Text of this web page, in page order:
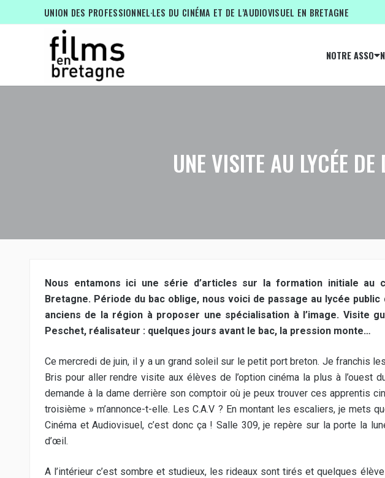
UNION DES PROFESSIONNEL·LES DU CINÉMA ET DE L’AUDIOVISUEL EN BRETAGNE
NOTRE ASSO
UNE VISITE AU LYCÉE
Nous entamons ici une série d’articles sur la formation initiale au
Bretagne. Période du bac oblige, nous voici de passage au lycée public
anciens de la région à proposer une spécialisation à l’image. Visite
Peschet, réalisateur : quelques jours avant le bac, la pression monte…
Ce mercredi de juin, il y a un grand soleil sur le petit port breton. Je franchis
Bris pour aller rendre visite aux élèves de l’option cinéma la plus à l’ouest
demande à la dame derrière son comptoir où je peux trouver ces apprentis
troisième » m’annonce-t-elle. Les C.A.V ? En montant les escaliers, je mets
Cinéma et Audiovisuel, c’est donc ça ! Salle 309, je repère sur la porte la
d’œil.
A l’intérieur c’est sombre et studieux, les rideaux sont tirés et quelques